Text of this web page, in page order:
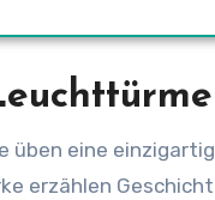
üben eine
erzählen